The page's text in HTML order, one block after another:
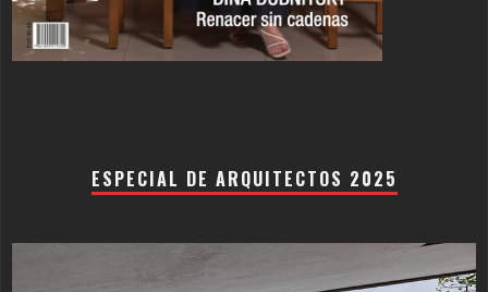
ESPECIAL DE ARQUITECTOS 2025